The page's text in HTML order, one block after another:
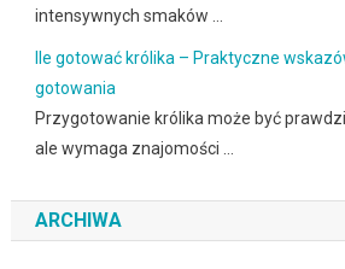
intensywnych smaków …
Ile gotować królika – Praktyczne
gotowania
Przygotowanie królika może być
ale wymaga znajomości …
ARCHIWA